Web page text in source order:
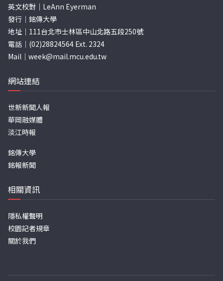
英文校對｜LeAnn Eyerman
發行｜銘傳大學
地址｜111台北市士林區中山北路五段250號
電話｜(02)28824564 Ext. 2324
Mail｜ week@mail.mcu.edu.tw
網站連結
世新新聞人報
華岡融媒體
淡江時報
銘傳大學
銘報新聞
相關資訊
隱私權聲明
校園記者規章
關於我們